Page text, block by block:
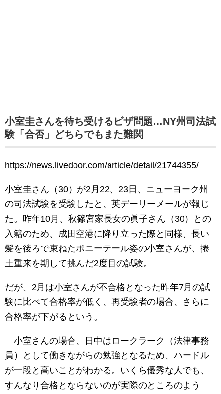
小室圭さんを待ち受けるビザ問題…NY州司法試
験「合否」どちらでもまた難関
https://news.livedoor.com/article/detail/21744355/
小室圭さん（30）が2月22、23日、ニューヨーク州
の司法試験を受験したと、英デーリーメールが報じ
た。昨年10月、秋篠宮家長女の眞子さん（30）との
入籍のため、成田空港に降り立った際と同様、長い
髪を後ろで束ねたポニーテール姿の小室さんが、捲
土重来を期して挑んだ2度目の試験。
だが、2月は小室さんが不合格となった昨年7月の試
験に比べて合格率が低く、再受験者の場合、さらに
合格率が下がるという。
小室さんの場合、日中はロークラーク（法律事務
員）として働きながらの勉強となるため、ハードル
が一段と高いことがわかる。いくら優秀な人でも、
すんなり合格とならないのが実際のところのよう